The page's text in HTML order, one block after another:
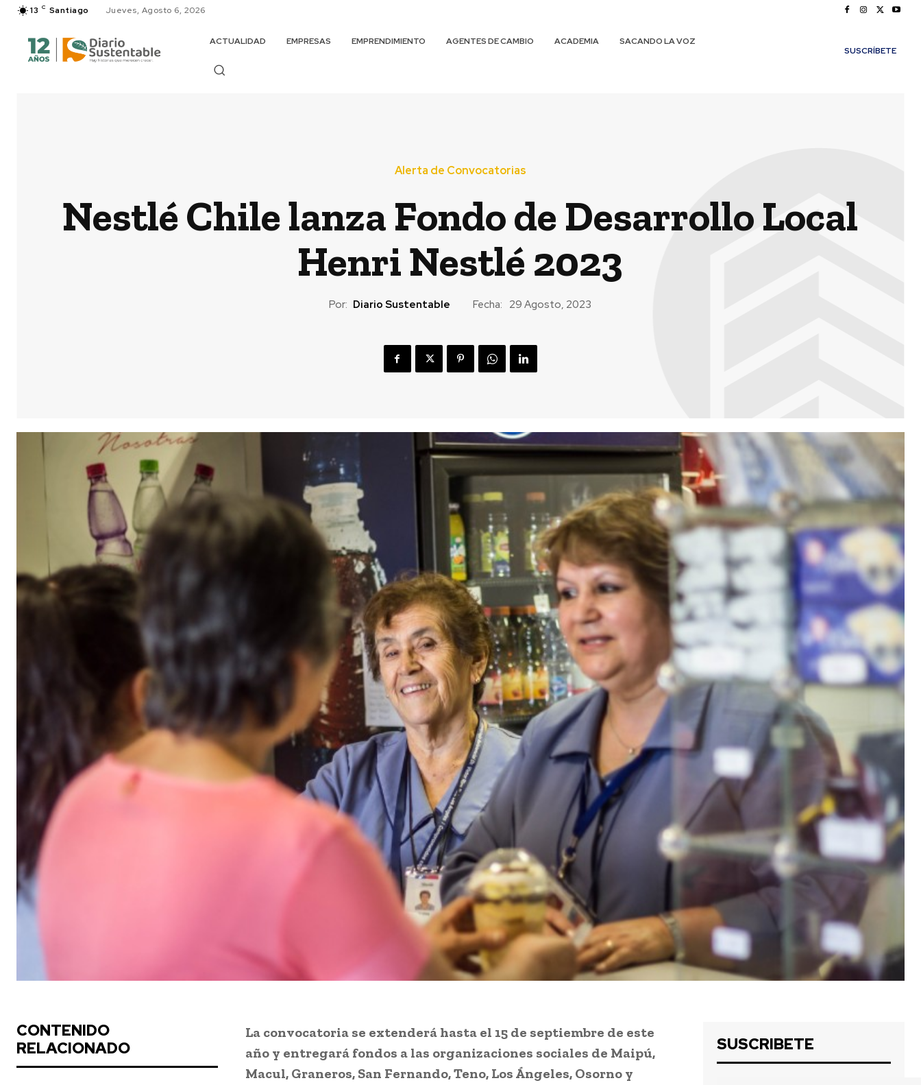
13 C Santiago Jueves, Agosto 6, 2026
ACTUALIDAD EMPRESAS EMPRENDIMIENTO AGENTES DE CAMBIO ACADEMIA
SACANDO LA VOZ
SUSCRÍBETE
Alerta de Convocatorias
Nestlé Chile lanza Fondo de Desarrollo Local
Henri Nestlé 2023
Por: Diario Sustentable Fecha: 29 Agosto, 2023
CONTENIDO
RELACIONADO
La convocatoria se extenderá hasta el 15 de septiembre de este
año y entregará fondos a las organizaciones sociales de Maipú,
Macul, Graneros, San Fernando, Teno, Los Ángeles, Osorno y
SUSCRIBETE